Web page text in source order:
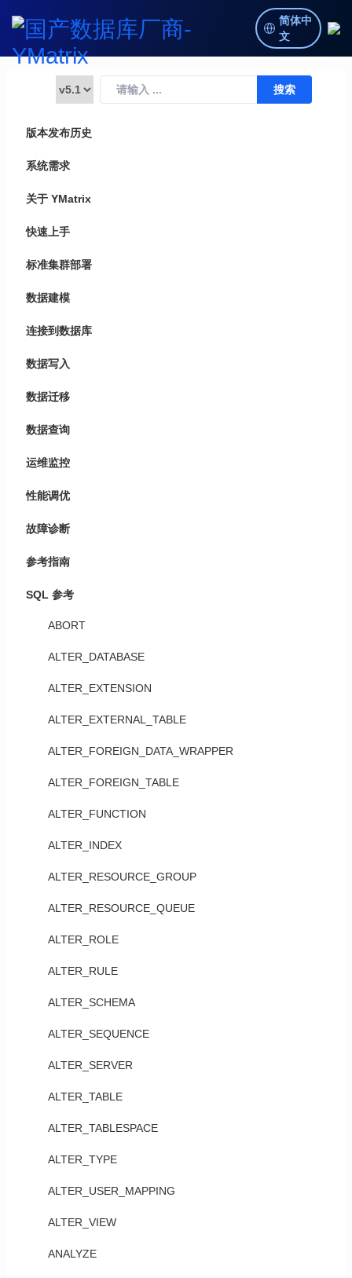
简体中
文
版本发布历史
系统需求
关于 YMatrix
快速上手
标准集群部署
数据建模
连接到数据库
数据写入
数据迁移
数据查询
运维监控
性能调优
故障诊断
参考指南
SQL 参考
ABORT
ALTER_DATABASE
ALTER_EXTENSION
ALTER_EXTERNAL_TABLE
ALTER_FOREIGN_DATA_WRAPPER
ALTER_FOREIGN_TABLE
ALTER_FUNCTION
ALTER_INDEX
ALTER_RESOURCE_GROUP
ALTER_RESOURCE_QUEUE
ALTER_ROLE
ALTER_RULE
ALTER_SCHEMA
ALTER_SEQUENCE
ALTER_SERVER
ALTER_TABLE
ALTER_TABLESPACE
ALTER_TYPE
ALTER_USER_MAPPING
ALTER_VIEW
ANALYZE